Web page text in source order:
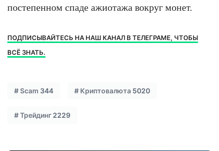
постепенном спаде ажиотажа вокруг монет.
ПОДПИСЫВАЙТЕСЬ НА НАШ КАНАЛ В ТЕЛЕГРАМЕ, ЧТОБЫ
ВСЁ ЗНАТЬ.
#Scam 344 # Криптовалюта 5020
#Трейдинг 2229